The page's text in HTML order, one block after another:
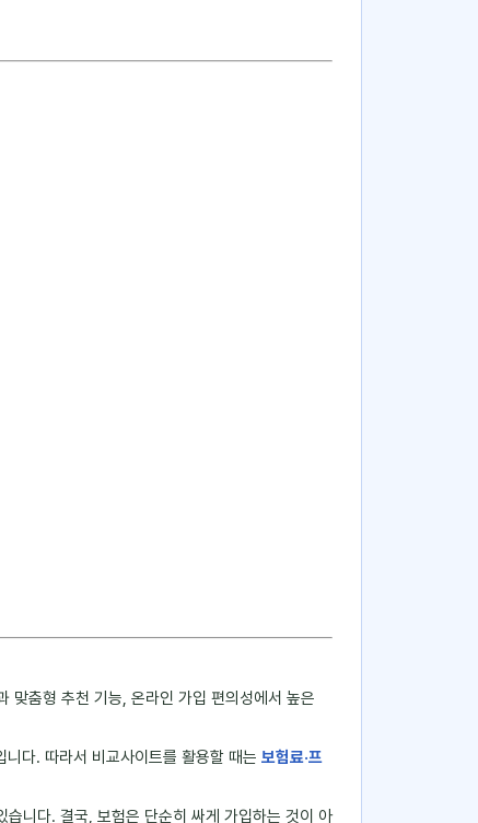
맞춤형 추천 기능, 온라인 가입 편의성에서 높은
다. 따라서 비교사이트를 활용할 때는 보험료·프
습니다. 결국, 보험은 단순히 싸게 가입하는 것이 아